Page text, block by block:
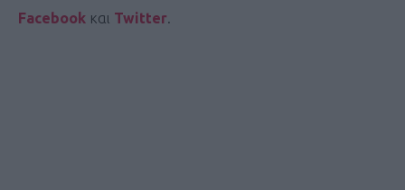
Facebook και Twitter.